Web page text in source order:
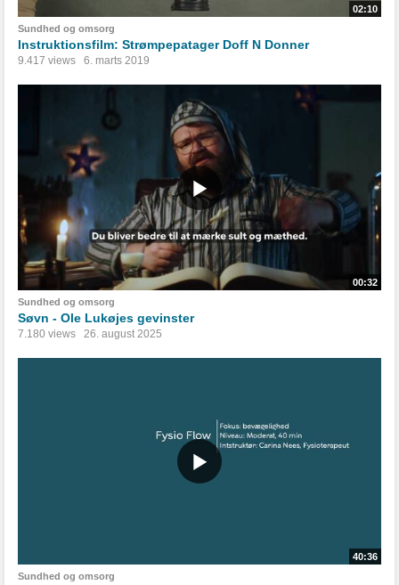
02:10
Sundhed og omsorg
Instruktionsfilm: Strømpepatager Doff N Donner
9.417 views 6. marts 2019
00:32
Sundhed og omsorg
Søvn - Ole Lukøjes gevinster
7.180 views 26. august 2025
40:36
Sundhed og omsorg